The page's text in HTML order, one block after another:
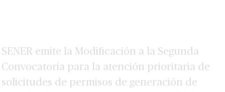
SENER emite la Modificación a la Segunda
Convocatoria para la atención prioritaria de
solicitudes de permisos de generación de